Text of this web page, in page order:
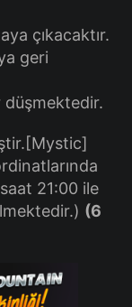
çıkacaktır.
geri
düşmektedir.
21:00 ile
(6